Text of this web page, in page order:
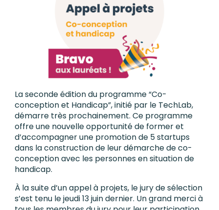
La seconde édition du programme “Co-
conception et Handicap”, initié par le TechLab,
démarre très prochainement. Ce programme
offre une nouvelle opportunité de former et
d’accompagner une promotion de 5 startups
dans la construction de leur démarche de co-
conception avec les personnes en situation de
handicap.
À la suite d’un appel à projets, le jury de sélection
s’est tenu le jeudi 13 juin dernier. Un grand merci à